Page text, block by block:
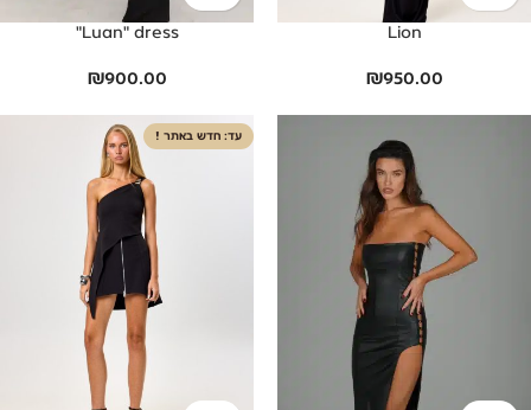
Lion
₪950.00
Luan" dress"
₪900.00
חדש באתר !